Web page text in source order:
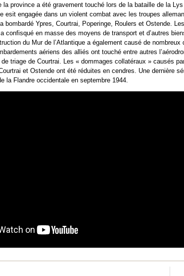
la province a été gravement touché lors de la bataille de la
esit engagée dans un violent combat avec les troupes
a bombardé Ypres, Courtrai, Poperinge, Roulers et Ostende.
a confisqué en masse des moyens de transport et d’autres
du Mur de l’Atlantique a également causé de
aériens des alliés ont touché entre autres
de triage de Courtrai. Les « dommages collatéraux » causés
et Ostende ont été réduites en cendres. Une dernière
la Flandre occidentale en septembre 1944.